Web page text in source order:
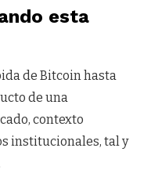
esta
de Bitcoin hasta
de una
contexto
institucionales, tal y